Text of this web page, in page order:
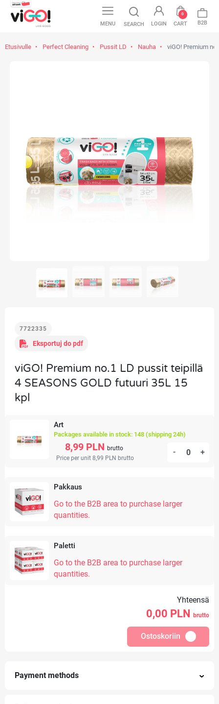
MENU SEARCH LOGIN CART
0
B2B
Etusivulle Perfect Cleaning Pussit LD Nauha viGO! Premium
7722335
Eksportuj do pdf
viGO! Premium no.1 LD pussit teipillä
4 SEASONS GOLD futuuri 35L 15
kpl
Art
Packages available in stock: 148 (shipping 24h)
8,99 PLN brutto
Price per unit 8,99 PLN brutto
- +
Pakkaus
Go to the B2B area to purchase larger
quantities.
Paletti
Go to the B2B area to purchase larger
quantities.
Yhteensä
0,00 PLN brutto
Ostoskoriin
Payment methods